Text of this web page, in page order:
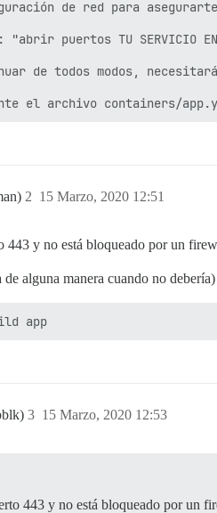
de red para
"abrir puertos TU SERVICIO
de todos modos,
15 Marzo, 2020 12:51
2
443 y no está bloqueado por un
de alguna manera cuando no
15 Marzo, 2020 12:53
3
443 y no está bloqueado por un